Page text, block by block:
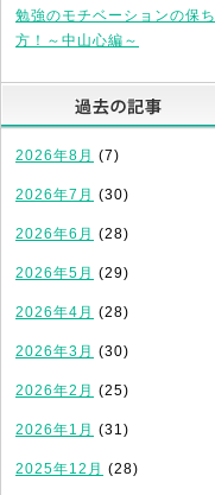
勉強のモチベーションの保ち
方！～中山心編～
2026年8月 (7)
2026年7月 (30)
2026年6月 (28)
2026年5月 (29)
2026年4月 (28)
2026年3月 (30)
2026年2月 (25)
2026年1月 (31)
2025年12月 (28)